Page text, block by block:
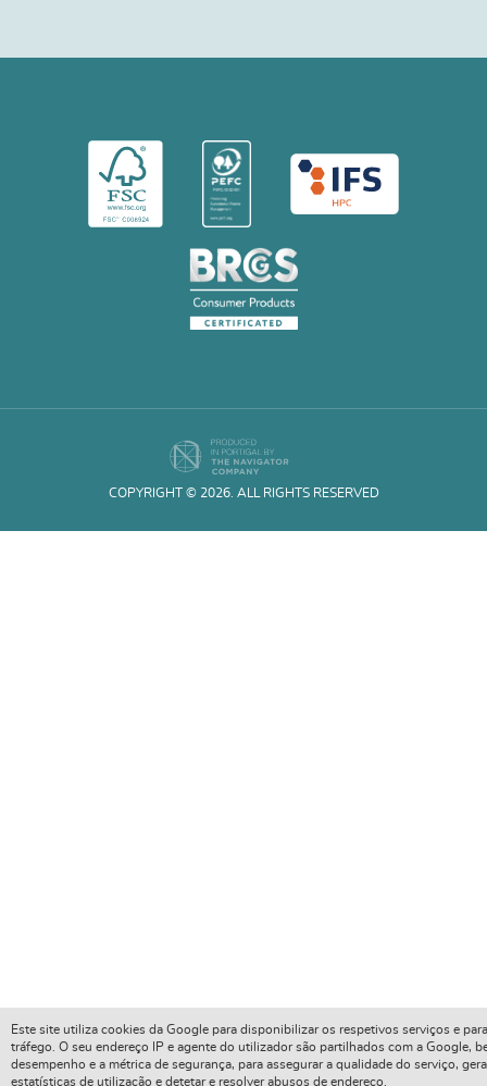
COPYRIGHT © 2026. ALL RIGHTS RESERVED
Este site utiliza cookies da Google para disponibilizar os respetivos serviços e
tráfego. O seu endereço IP e agente do utilizador são partilhados com a Google,
desempenho e a métrica de segurança, para assegurar a qualidade do serviço,
estatísticas de utilização e detetar e resolver abusos de endereço.